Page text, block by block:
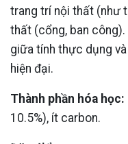
trang trí nội thất (như
thất (cổng, ban
giữa tính thực dụng
hiện đại.
Thành phần hóa học:
10.5%), ít carbon.